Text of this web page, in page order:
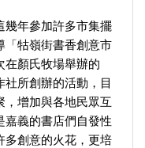
年參加許多市集擺
「牯嶺街書香創意市
在顏氏牧場舉辦的
社所創辦的活動，目
增加與各地民眾互
義的書店們自發性
多創意的火花，更培